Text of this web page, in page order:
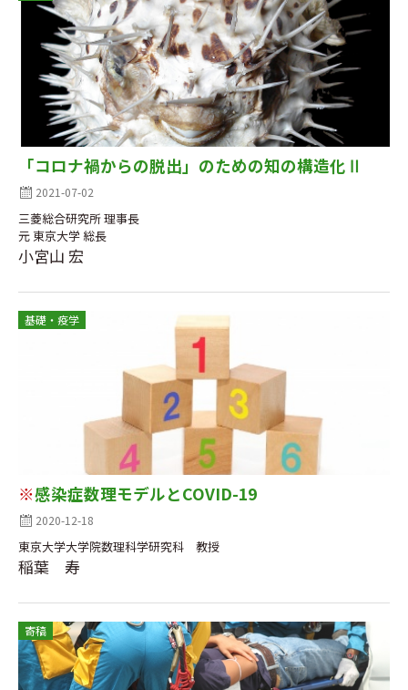
「コロナ禍からの脱出」のための知の構造化Ⅱ
2021-07-02
三菱総合研究所 理事長
元 東京大学 総長
小宮山 宏
基礎・疫学
※感染症数理モデルとCOVID-19
2020-12-18
東京大学大学院数理科学研究科 教授
稲葉 寿
寄稿